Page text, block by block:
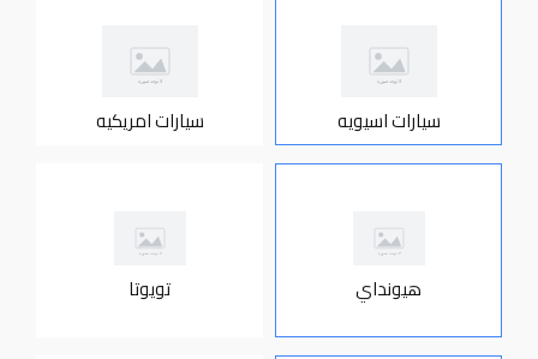
سيارات اسيويه سيارات امريكيه
هيونداي تويوتا